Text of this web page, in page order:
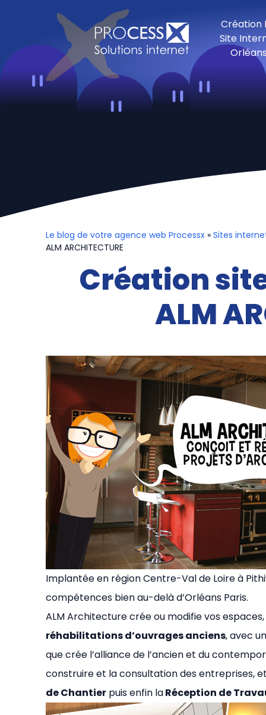
Création
Site
Orléans
Le blog de votre agence web Processx » Sites
ALM ARCHITECTURE
Création
ALM
Implantée en région Centre-Val de Loire à
compétences bien au-delà d’Orléans Paris.
ALM Architecture crée ou modifie vos
réhabilitations d’ouvrages anciens, avec
que crée l’alliance de l’ancien et du
construire et la consultation des entreprises,
de Chantier puis enfin laRéception de